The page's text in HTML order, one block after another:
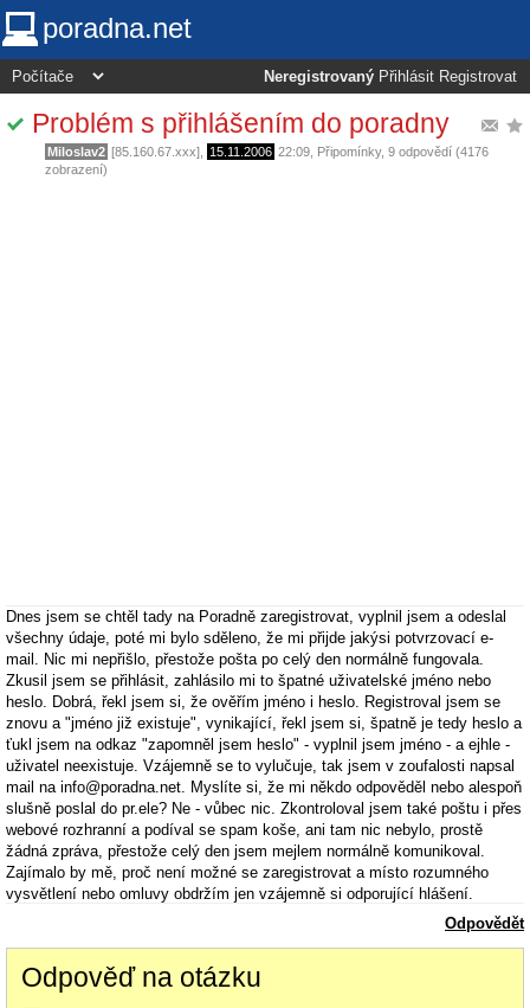
poradna.net
Neregistrovaný Přihlásit Registrovat
Problém s přihlášením do poradny
Miloslav2 [85.160.67.xxx], 15.11.2006 22:09 Připomínky, 9 odpovědí (4176
zobrazení)
Dnes jsem se chtěl tady na Poradně zaregistrovat, vyplnil jsem a odeslal
všechny údaje, poté mi bylo sděleno, že mi přijde jakýsi potvrzovací e-
mail. Nic mi nepřišlo, přestože pošta po celý den normálně fungovala.
Zkusil jsem se přihlásit, zahlásilo mi to špatné uživatelské jméno nebo
heslo. Dobrá, řekl jsem si, že ověřím jméno i heslo. Registroval jsem se
znovu a "jméno již existuje", vynikající, řekl jsem si, špatně je tedy heslo a
ťukl jsem na odkaz "zapomněl jsem heslo" - vyplnil jsem jméno - a ejhle -
uživatel neexistuje. Vzájemně se to vylučuje, tak jsem v zoufalosti napsal
mail na info@poradna.net. Myslíte si, že mi někdo odpověděl nebo alespoň
slušně poslal do pr.ele? Ne - vůbec nic. Zkontroloval jsem také poštu i přes
webové rozhranní a podíval se spam koše, ani tam nic nebylo, prostě
žádná zpráva, přestože celý den jsem mejlem normálně komunikoval.
Zajímalo by mě, proč není možné se zaregistrovat a místo rozumného
vysvětlení nebo omluvy obdržím jen vzájemně si odporující hlášení.
Odpovědět
Odpověď na otázku